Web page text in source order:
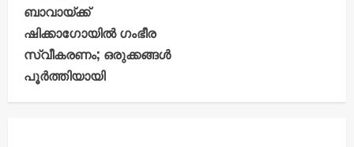
ബാവായ്ക്ക്
ഷിക്കാഗോയില്‍ ഗംഭീര
സ്വീകരണം; ഒരുക്കങ്ങള്‍
പൂര്‍ത്തിയായി